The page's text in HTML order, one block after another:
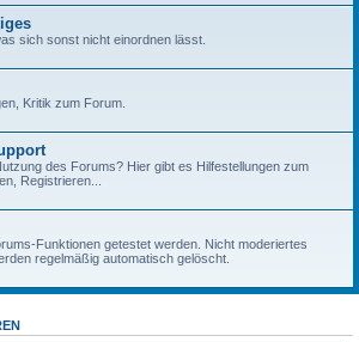
sich sonst nicht einordnen lässt.
Kritik zum Forum.
des Forums? Hier gibt es Hilfestellungen zum
Registrieren...
Funktionen getestet werden. Nicht moderiertes
regelmäßig automatisch gelöscht.